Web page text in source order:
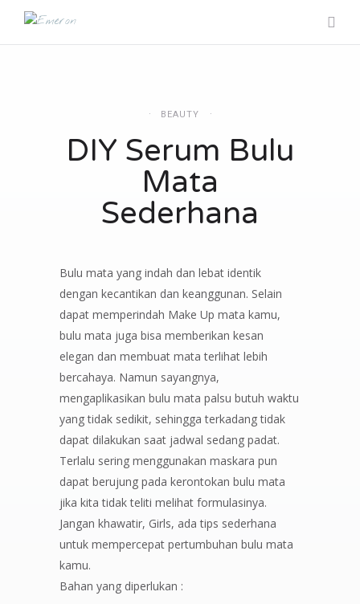
BEAUTY
DIY Serum Bulu
Mata
Sederhana
Bulu mata yang indah dan lebat identik
dengan kecantikan dan keanggunan. Selain
dapat memperindah Make Up mata kamu,
bulu mata juga bisa memberikan kesan
elegan dan membuat mata terlihat lebih
bercahaya. Namun sayangnya,
mengaplikasikan bulu mata palsu butuh waktu
yang tidak sedikit, sehingga terkadang tidak
dapat dilakukan saat jadwal sedang padat.
Terlalu sering menggunakan maskara pun
dapat berujung pada kerontokan bulu mata
jika kita tidak teliti melihat formulasinya.
Jangan khawatir, Girls, ada tips sederhana
untuk mempercepat pertumbuhan bulu mata
kamu.
Bahan yang diperlukan :